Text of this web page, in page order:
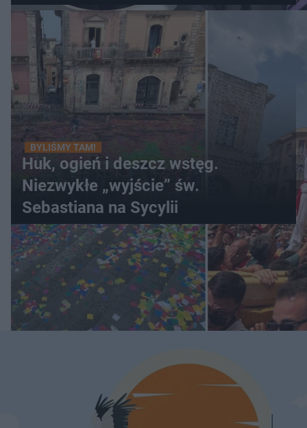
BYLIŚMY TAM!
Huk, ogień i deszcz wstęg.
Niezwykłe „wyjście” św.
Sebastiana na Sycylii
WIĘCEJ
ESKAPADY